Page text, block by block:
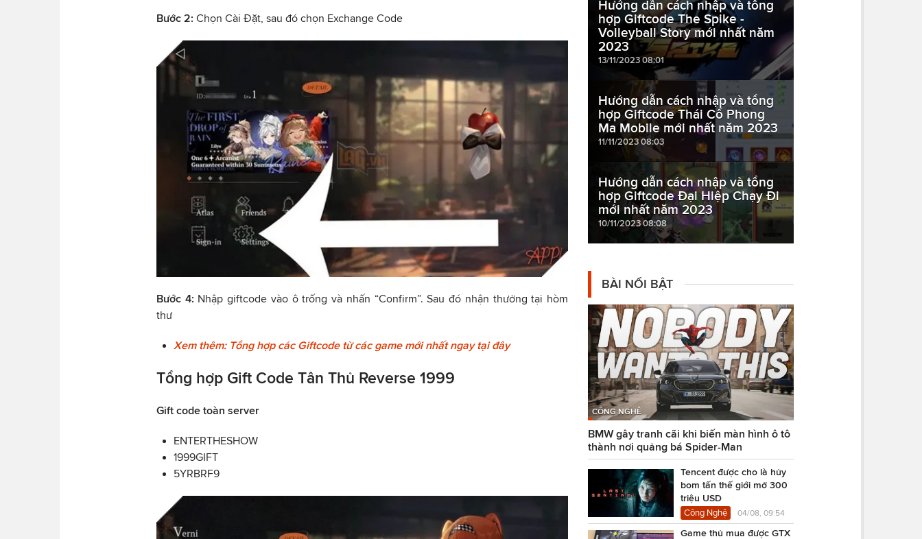
Bước 2: Chọn Cài Đặt, sau đó chọn Exchange Code
Bước 4: Nhập giftcode vào ô trống và nhấn “Confirm”. Sau đó nhận thưởng tại hòm
thư
Xem thêm: Tổng hợp các Giftcode từ các game mới nhất ngay tại đây
Tổng hợp Gift Code Tân Thủ Reverse 1999
Gift code toàn server
ENTERTHESHOW
1999GIFT
5YRBRF9
Hướng dẫn cách nhập và tổng
hợp Giftcode The Spike -
Volleyball Story mới nhất năm
2023
13/11/2023 08:01
Hướng dẫn cách nhập và tổng
hợp Giftcode Thái Cổ Phong
Ma Mobile mới nhất năm 2023
11/11/2023 08:03
Hướng dẫn cách nhập và tổng
hợp Giftcode Đại Hiệp Chạy Đi
mới nhất năm 2023
10/11/2023 08:08
BÀI NỔI BẬT
CÔNG NGHỆ
BMW gây tranh cãi khi biến màn hình ô tô
thành nơi quảng bá Spider-Man
Tencent được cho là hủy
bom tấn thế giới mở 300
triệu USD
Công Nghệ 04/08, 09:54
Game thủ mua được GTX